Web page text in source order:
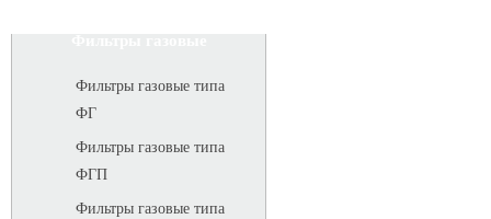
Фильтры газовые типа
ФГ
Фильтры газовые типа
ФГП
Фильтры газовые типа